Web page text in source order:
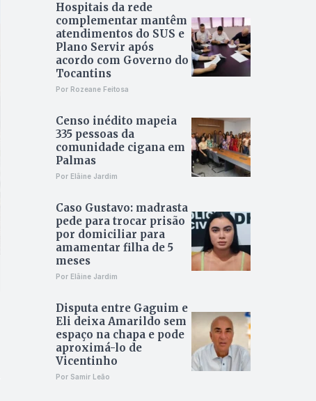
Hospitais da rede
complementar mantêm
atendimentos do SUS e
Plano Servir após
acordo com Governo do
Tocantins
Por Rozeane Feitosa
Censo inédito mapeia
335 pessoas da
comunidade cigana em
Palmas
Por Elâine Jardim
Caso Gustavo: madrasta
pede para trocar prisão
por domiciliar para
amamentar filha de 5
meses
Por Elâine Jardim
Disputa entre Gaguim e
Eli deixa Amarildo sem
espaço na chapa e pode
aproximá-lo de
Vicentinho
Por Samir Leão